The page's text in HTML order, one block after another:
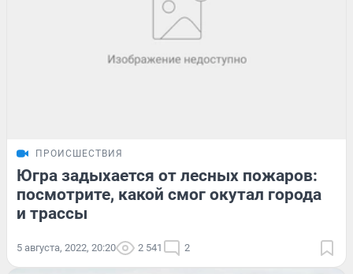
ПРОИСШЕСТВИЯ
Югра задыхается от лесных пожаров:
посмотрите, какой смог окутал города
и трассы
5 августа, 2022, 20:20 2 541 2